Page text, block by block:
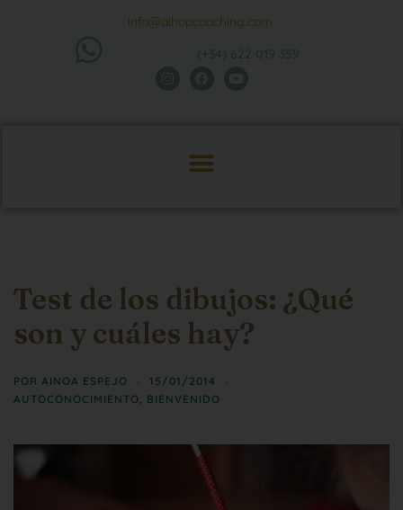
info@aihopcoaching.com
Test de los dibujos: ¿Qué
son y cuáles hay?
POR AINOA ESPEJO
15/01/2014
AUTOCONOCIMIENTO, BIENVENIDO